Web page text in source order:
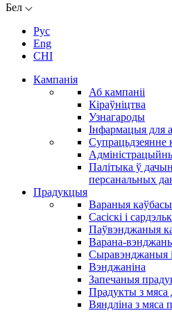
Бел
Рус
Eng
CHI
Кампанія
Аб кампаніі
Кіраўніцтва
Узнагароды
Інфармацыя для
Супрацьдзеянне
Палітыка ў
персанальных
Прадукцыя
Вараныя каўбасы
Сасіскі і
Паўвэнджаныя
Варана-
Сыравэнджаныя
Вэнджаніна
Запечаныя
Прадукты з мяса
Вяндліна з мяса